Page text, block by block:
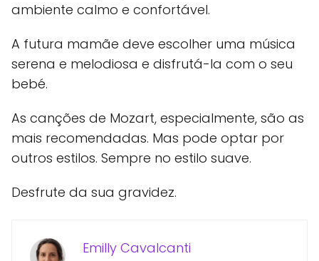
ambiente calmo e confortável.
A futura mamãe deve escolher uma música
serena e melodiosa e disfrutá-la com o seu
bebé.
As canções de Mozart, especialmente, são as
mais recomendadas. Mas pode optar por
outros estilos. Sempre no estilo suave.
Desfrute da sua gravidez.
Emilly Cavalcanti